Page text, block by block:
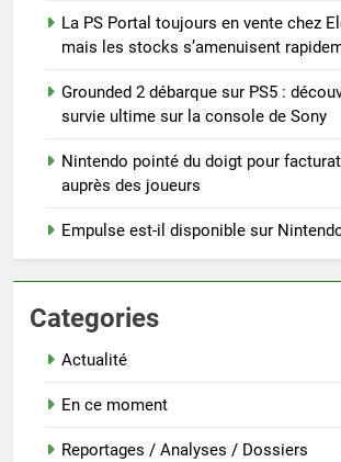
La PS Portal toujours en vente chez
mais les stocks s’amenuisent
Grounded 2 débarque sur PS5 :
survie ultime sur la console de Sony
Nintendo pointé du doigt pour
auprès des joueurs
Empulse est-il disponible sur
Categories
Actualité
En ce moment
Reportages / Analyses / Dossiers